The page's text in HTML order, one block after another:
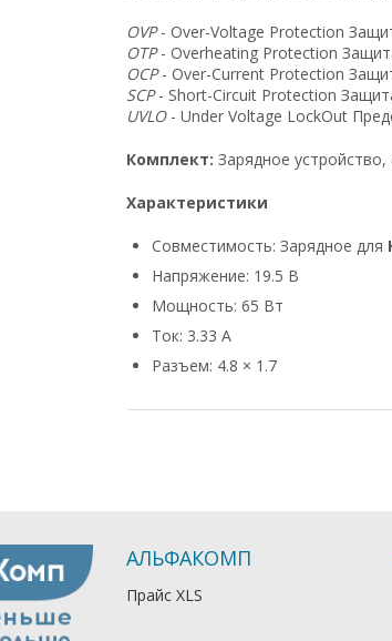
OVP- Over-Voltage Protection
OTP- Overheating Protection
OCP- Over-Current Protection
SCP- Short-Circuit Protection
UVLO- Under Voltage LockOut
Комплект: Зарядное
Характеристики
Совместимость: Зарядное для
Напряжение: 19.5 В
Мощность: 65 Вт
Ток: 3.33 А
Разъем: 4.8 × 1.7
АЛЬФАКОМП
Прайс XLS